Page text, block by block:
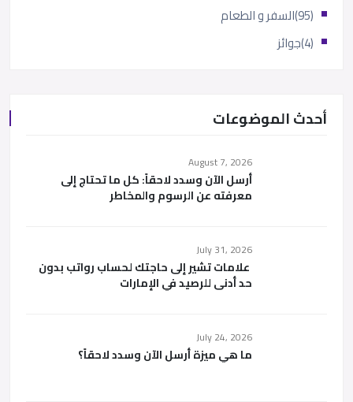
السفر و الطعام
(95)
جوائز (4)
أحدث الموضوعات
August 7, 2026
أرسل الآن وسدد لاحقاً: كل ما تحتاج إلى
معرفته عن الرسوم والمخاطر
July 31, 2026
علامات تشير إلى حاجتك لحساب رواتب بدون
حد أدنى للرصيد في الإمارات
July 24, 2026
ما هي ميزة أرسل الآن وسدد لاحقاً؟